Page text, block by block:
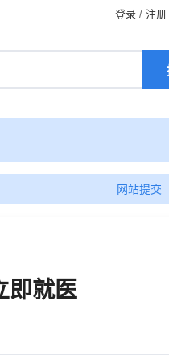
登录 / 注册
网站提交
即就医